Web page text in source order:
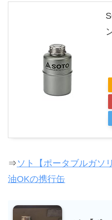
⇒ソト【ポータブルガソ
油OKの携行缶